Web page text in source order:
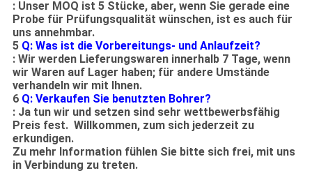
: Unser MOQ ist 5 Stücke, aber, wenn Sie gerade eine
Probe für Prüfungsqualität wünschen, ist es auch für
uns annehmbar.
5 Q: Was ist die Vorbereitungs- und Anlaufzeit?
: Wir werden Lieferungswaren innerhalb 7 Tage, wenn
wir Waren auf Lager haben; für andere Umstände
verhandeln wir mit Ihnen.
6 Q: Verkaufen Sie benutzten Bohrer?
: Ja tun wir und setzen sind sehr wettbewerbsfähig
Preis fest. Willkommen, zum sich jederzeit zu
erkundigen.
Zu mehr Information fühlen Sie bitte sich frei, mit uns
in Verbindung zu treten.